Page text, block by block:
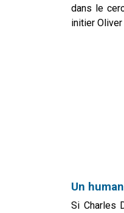
dans le
initier
Un
Si Charles